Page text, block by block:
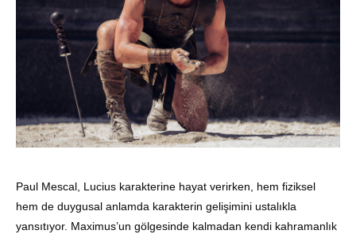
Paul Mescal, Lucius karakterine hayat verirken, hem fiziksel
hem de duygusal anlamda karakterin gelişimini ustalıkla
yansıtıyor. Maximus’un gölgesinde kalmadan kendi kahramanlık